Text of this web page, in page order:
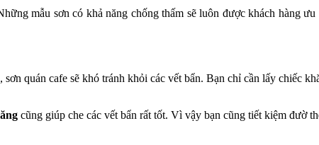
mẫu sơn có khả năng chống thấm sẽ luôn được khách hàng
quán cafe sẽ khó tránh khỏi các vết bẩn. Bạn chỉ cần lấy chiếc
cũng giúp che các vết bẩn rất tốt. Vì vậy bạn cũng tiết kiệm đườ